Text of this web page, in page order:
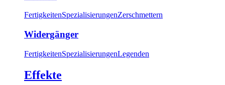
FertigkeitenSpezialisierungenZerschmettern
Widergänger
FertigkeitenSpezialisierungenLegenden
Effekte